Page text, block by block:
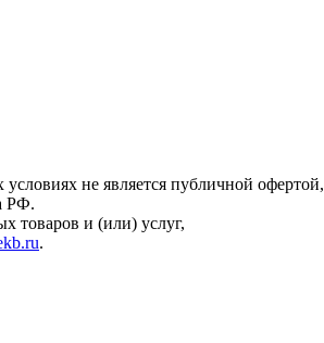
не является публичной офертой,
РФ.
товаров и (или) услуг,
.